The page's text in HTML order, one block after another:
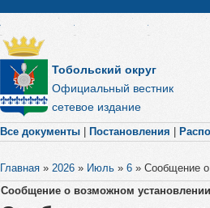
Тобольский округ
Официальный вестник
сетевое издание
Все документы Постановления
Главная » 2026 » Июль » 6 » Сообщение о
Сообщение о возможном установлении